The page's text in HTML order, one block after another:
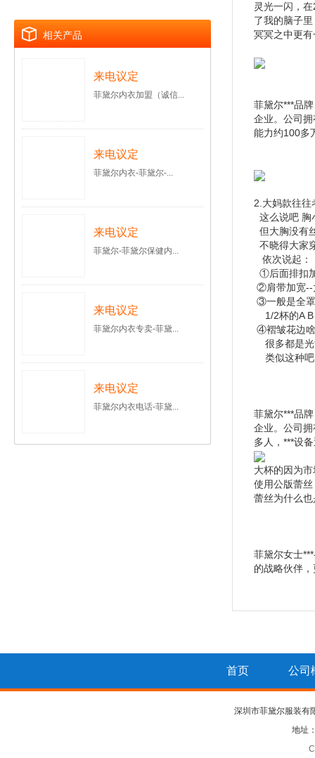
相关产品
来电议定
菲黛尔内衣加盟（诚信...
来电议定
菲黛尔内衣-菲黛尔-...
来电议定
菲黛尔-菲黛尔保健内...
来电议定
菲黛尔内衣专卖-菲黛...
来电议定
菲黛尔内衣电话-菲黛...
灵光一闪，
了我的脑子
冥冥之中更
菲黛尔***品
企业。公司
能力约100多
2.大妈款往往
这么说吧 胸
但大胸没有
不晓得大家
依次说起：
①后面排扣
②肩带加宽--
③一般是全罩
1/2杯的A B
④褶皱花边啥
很多都是光
类似这种吧
菲黛尔***品
企业。公司
多人，***设
大杯的因为
使用公版蕾
蕾丝为什么
菲黛尔女士
的战略伙伴
首页 公司
深圳市菲黛尔服装有
地址